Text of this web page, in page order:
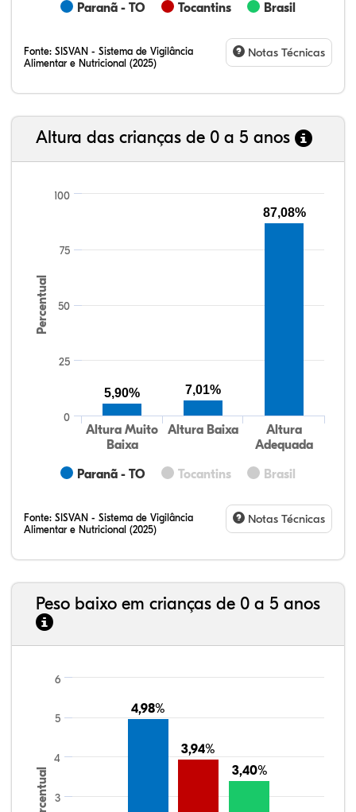
Paranã - TO Tocantins Brasil
Fonte: SISVAN - Sistema de Vigilância
Alimentar e Nutricional (2025)
Notas Técnicas
Altura das crianças de 0 a 5 anos
Percentual
Paranã - TO Tocantins Brasil
Altura Muito
Baixa
Altura Baixa
Altura
Adequada
0
100
25
50
75
5,90% 7,01%
87,08%
Fonte: SISVAN - Sistema de Vigilância
Alimentar e Nutricional (2025)
Notas Técnicas
Peso baixo em crianças de 0 a 5 anos
Percentual
4,98%
4,98%
3,94%
3,94%
3,40%
3,40%
3
4
5
6